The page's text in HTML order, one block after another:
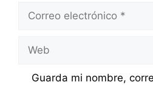
Correo
Web
Guarda mi nombre,